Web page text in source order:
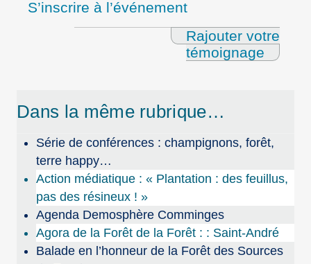
S’inscrire à l’événement
Rajouter votre
témoignage
Dans la même rubrique…
Série de conférences : champignons, forêt,
terre happy…
Action médiatique : « Plantation : des feuillus,
pas des résineux ! »
Agenda Demosphère Comminges
Agora de la Forêt de la Forêt : : Saint-André
Balade en l’honneur de la Forêt des Sources